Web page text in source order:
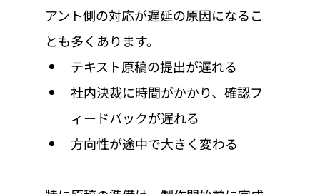
アント側の対応が遅延の原因になるこ
とも多くあります。
テキスト原稿の提出が遅れる
社内決裁に時間がかかり、確認フ
ィードバックが遅れる
方向性が途中で大きく変わる